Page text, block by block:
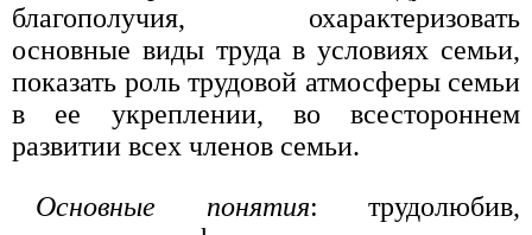
благополучия, охарактеризовать
основные виды труда в условиях семьи,
показать роль трудовой атмосферы семьи
в ее укреплении, во всестороннем
развитии всех членов семьи.
Основные понятия: трудолюбив,